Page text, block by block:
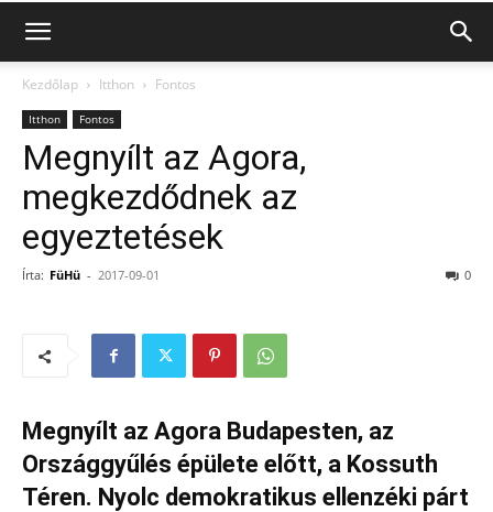
Kezdőlap Itthon Fontos
Itthon Fontos
Megnyílt az Agora,
megkezdődnek az
egyeztetések
Írta: FüHü - 2017-09-01 0
Megnyílt az Agora Budapesten, az
Országgyűlés épülete előtt, a Kossuth
Téren. Nyolc demokratikus ellenzéki párt